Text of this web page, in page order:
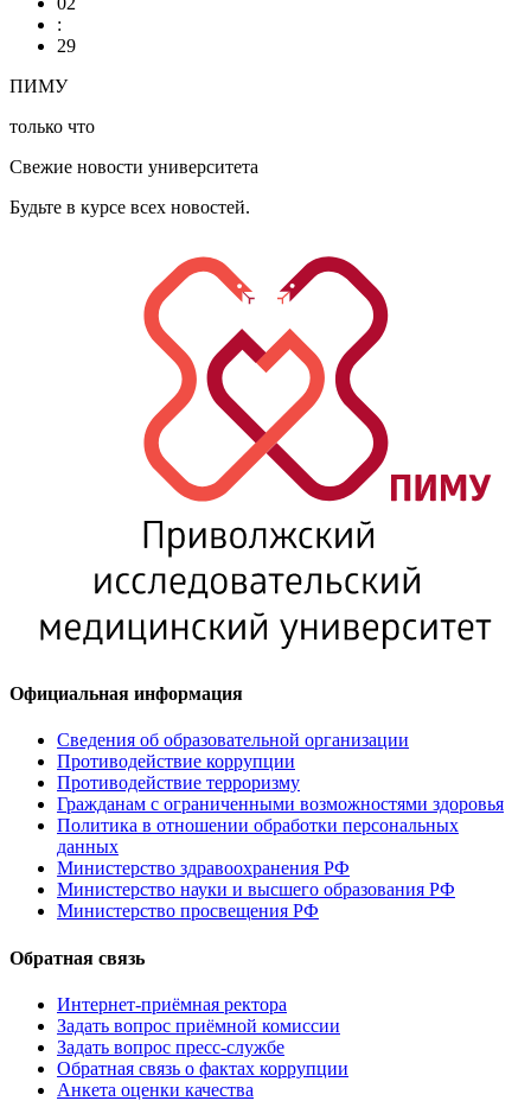
:
29
ПИМУ
только что
Свежие новости университета
Будьте в курсе всех новостей.
Официальная информация
Сведения об образовательной организации
Противодействие коррупции
Противодействие терроризму
Гражданам с ограниченными возможностями здоровья
Политика в отношении обработки персональных
данных
Министерство здравоохранения РФ
Министерство науки и высшего образования РФ
Министерство просвещения РФ
Обратная связь
Интернет-приёмная ректора
Задать вопрос приёмной комиссии
Задать вопрос пресс-службе
Обратная связь о фактах коррупции
Анкета оценки качества